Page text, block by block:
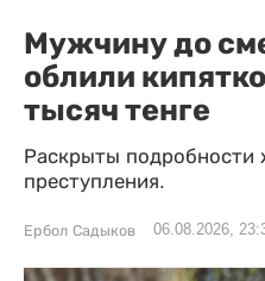
Мужчину до
облили
тысяч тенге
Раскрыты подробности
преступления.
Ербол Садыков 06.08.2026,